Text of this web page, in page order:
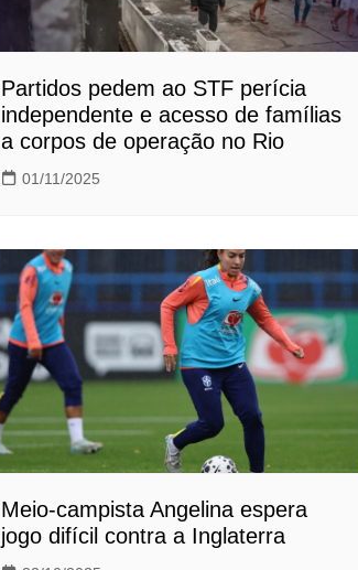
Partidos pedem ao STF perícia
independente e acesso de famílias
a corpos de operação no Rio
01/11/2025
Meio-campista Angelina espera
jogo difícil contra a Inglaterra